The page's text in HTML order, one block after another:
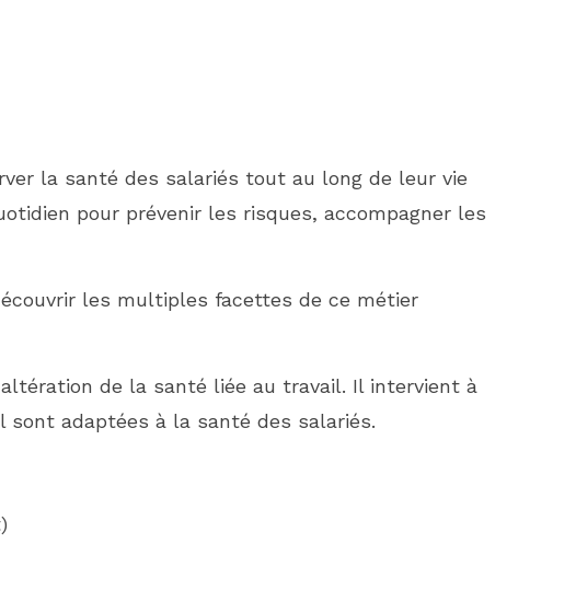
la santé des salariés tout au long de leur vie
pour prévenir les risques, accompagner les
les multiples facettes de ce métier
de la santé liée au travail. Il intervient à
adaptées à la santé des salariés.